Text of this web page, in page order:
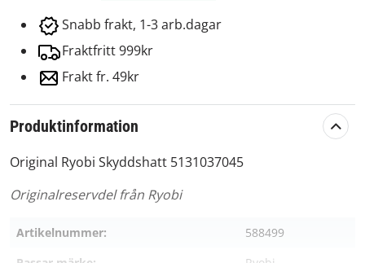
Snabb frakt, 1-3 arb.dagar
Fraktfritt 999kr
Frakt fr. 49kr
Produktinformation
Original Ryobi Skyddshatt 5131037045
Originalreservdel från Ryobi
Artikelnummer:
588499